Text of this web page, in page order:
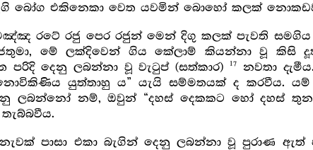
බෝග එකිනෙකා වෙත යවමින් බොහෝ කලක්
රටේ රජු පෙර රජුන් මෙන් දිගු කලක් පැවති
මේ ලක්දිවෙන් ගිය කේලාම් කියන්නා වූ කිසි
පරිදි දෙනු ලබන්නා වූ වැටුප් (සත්කාර) 17
නවතා
යුත්තාහු ය” යැයි සම්මතයක් ද කරවීය. යම්
ලබන්නෝ නම්, ඔවුන් “දහස් දෙකකට හෝ දහස්
පාසා එකා බැගින් දෙනු ලබන්නා වූ පුරාණ ඇත්